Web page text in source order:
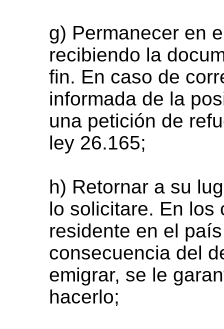
g) Permanecer en
recibiendo la
fin. En caso de
informada de la
una petición de
ley 26.165;
h) Retornar a su
lo solicitare. En los
residente en el
consecuencia del
emigrar, se le
hacerlo;